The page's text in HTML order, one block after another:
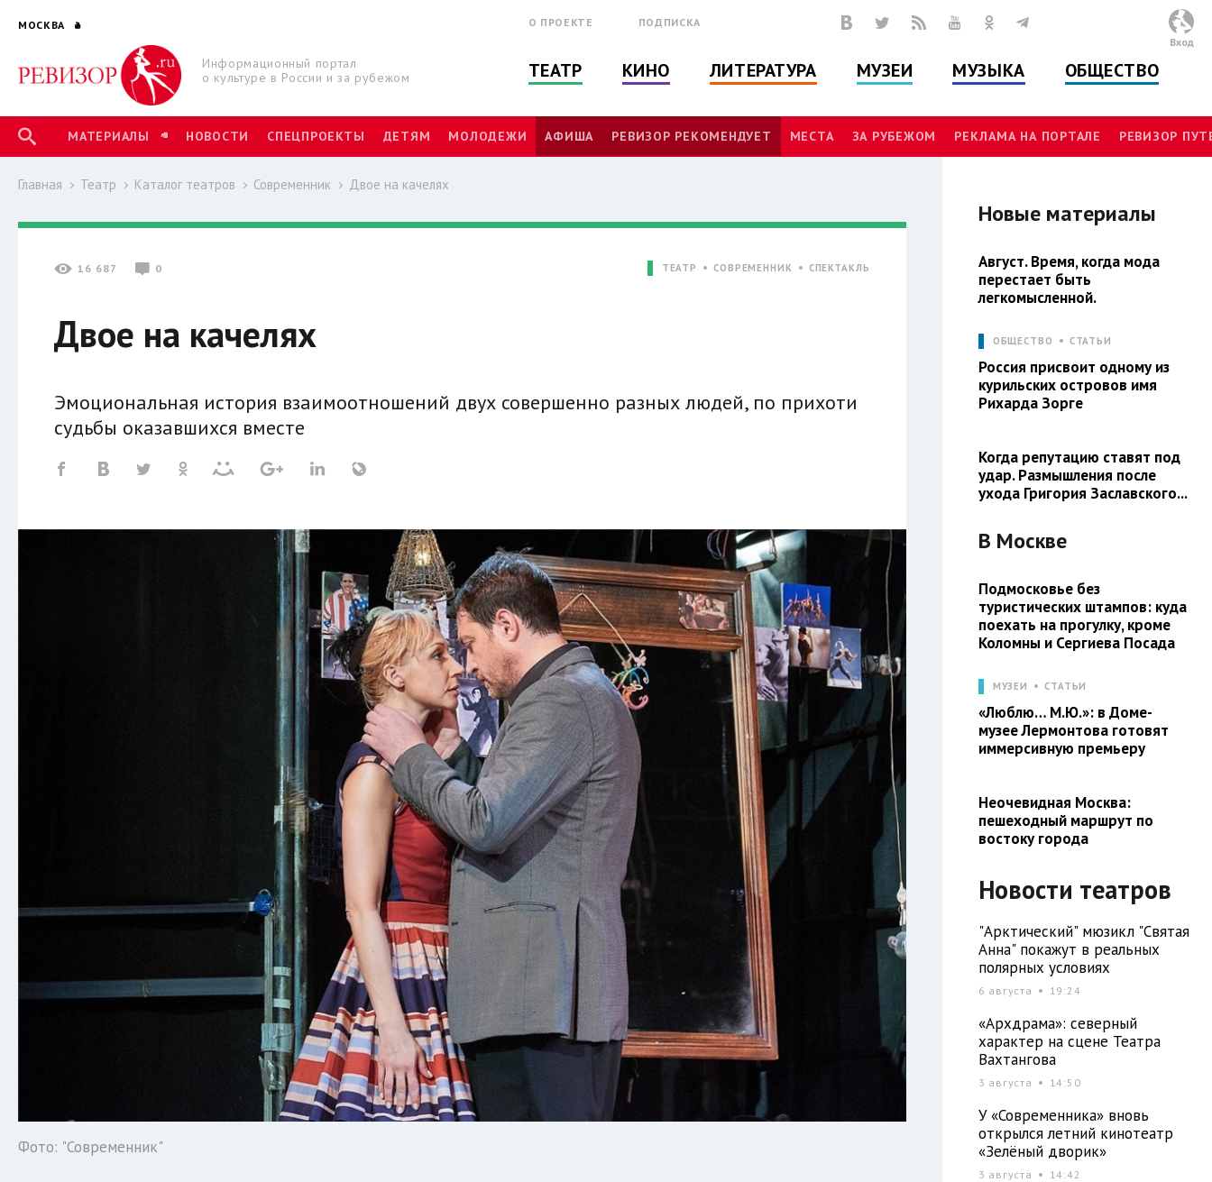
МОСКВА
Информационный портал
о культуре в России и за рубежом
О ПРОЕКТЕ ПОДПИСКА
ТЕАТР КИНО ЛИТЕРАТУРА МУЗЕИ МУЗЫКА ОБЩЕСТВО
Вход
МАТЕРИАЛЫ НОВОСТИ СПЕЦПРОЕКТЫ ДЕТЯМ МОЛОДЕЖИ АФИША РЕВИЗОР РЕКОМЕНДУЕТ МЕСТА ЗА РУБЕЖОМ РЕКЛАМА НА ПОРТАЛЕ РЕВИЗОР
Главная Театр Каталог театров Современник Двое на качелях
16 687 0 ТЕАТР СОВРЕМЕННИК СПЕКТАКЛЬ
Двое на качелях
Эмоциональная история взаимоотношений двух совершенно разных людей, по прихоти
судьбы оказавшихся вместе
Фото: "Современник"
Новые материалы
Август. Время, когда мода
перестает быть
легкомысленной.
ОБЩЕСТВО СТАТЬИ
Россия присвоит одному из
курильских островов имя
Рихарда Зорге
Когда репутацию ставят под
удар. Размышления после
ухода Григория Заславского...
В Москве
Подмосковье без
туристических штампов: куда
поехать на прогулку, кроме
Коломны и Сергиева Посада
МУЗЕИ СТАТЬИ
«Люблю… М.Ю.»: в Доме-
музее Лермонтова готовят
иммерсивную премьеру
Неочевидная Москва:
пешеходный маршрут по
востоку города
Новости театров
"Арктический" мюзикл "Святая
Анна" покажут в реальных
полярных условиях
6 августа 19:24
«Архдрама»: северный
характер на сцене Театра
Вахтангова
3 августа 14:50
У «Современника» вновь
открылся летний кинотеатр
«Зелёный дворик»
3 августа 14:42